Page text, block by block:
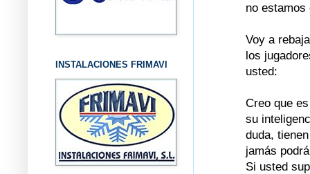
no estamos
Voy a
los
usted:
Creo que
su
duda,
jamás
Si usted
INSTALACIONES FRIMAVI